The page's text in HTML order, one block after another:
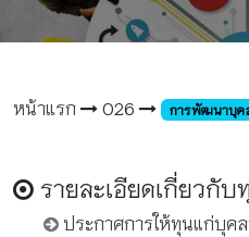
หน้าแรก O26 การพัฒนาบุค
รายละเอียดเกี่ยวกั
ประกาศการให้ทุนแก่บุค